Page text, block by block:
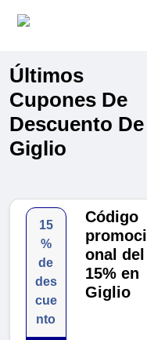
Últimos
Cupones De
Descuento De
Giglio
15
%
de
des
cue
nto
Código
promoci
onal del
15% en
Giglio